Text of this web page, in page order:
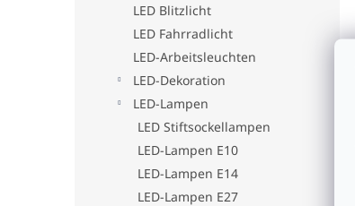
LED Blitzlicht
LED Fahrradlicht
LED-Arbeitsleuchten
LED-Dekoration
LED-Lampen
LED Stiftsockellampen
LED-Lampen E10
LED-Lampen E14
LED-Lampen E27